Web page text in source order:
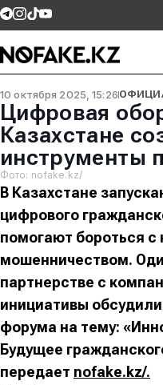
10 октября 2025, 15:26
Цифровая
Казахстане
инструменты
Фото: nofake.kz/
В Казахстане
цифрового
помогают бороться с
мошенничеством.
партнерстве с
инициативы обсудили
форума на тему:
Будущее
передает nofake.kz/.